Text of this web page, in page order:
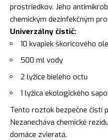
prostriedkov. Jeho
chemickým dezinfekčným
Univerzálny čistič:
10 kvapiek škoricového
500 ml vody
2 lyžice bieleho octu
1 lyžica ekologického
Tento roztok bezpečne čistí
Nezanecháva chemické
domáce zvieratá.